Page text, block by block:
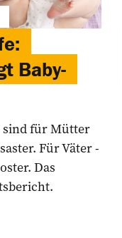
Baby-
für Mütter
Für Väter
Das